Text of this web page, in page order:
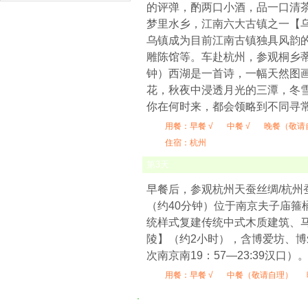
的评弹，酌两口小酒，品一口清
梦里水乡，江南六大古镇之一【
乌镇成为目前江南古镇独具风韵
雕陈馆等。车赴杭州，参观桐
钟）西湖是一首诗，一幅天然图
花，秋夜中浸透月光的三潭，
你在何时来，都会领略到不同寻
用餐： 早餐 √ 中餐 √
晚餐（敬请
住宿：杭州
第3天
早餐后，参观杭州天蚕丝绸/杭
（约40分钟）位于南京夫子庙
统样式复建传统中式木质建筑、
陵】（约2小时），含博爱坊、
次南京南19：57—23:39汉口）。
用餐： 早餐 √ 中餐（敬请自理）